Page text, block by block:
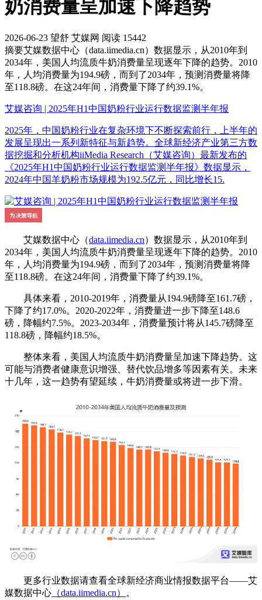
奶消费量呈加速下降趋势
2026-06-23 望舒 艾媒网 阅读 15442
摘要艾媒数据中心（data.iimedia.cn）数据显示，从2010年到
2034年，美国人均流质牛奶消费量呈现逐年下降的趋势。2010
年，人均消费量为194.9磅，而到了2034年，预测消费量将降
至118.8磅。在这24年间，消费量下降了约39.1%。
艾媒咨询 | 2025年H1中国奶粉行业运行数据监测半年报
2025年，中国奶粉行业在复杂环境下不断探索前行，上半年的
发展呈现出一系列新特征与新趋势。全球新经济产业第三方数
据挖掘和分析机构iiMedia Research（艾媒咨询）最新发布的
《2025年H1中国奶粉行业运行数据监测半年报》数据显示，
2024年中国羊奶粉市场规模为192.5亿元，同比增长15.
艾媒数据中心（data.iimedia.cn）数据显示，从2010年到
2034年，美国人均流质牛奶消费量呈现逐年下降的趋势。2010
年，人均消费量为194.9磅，而到了2034年，预测消费量将降
至118.8磅。在这24年间，消费量下降了约39.1%。
具体来看，2010-2019年，消费量从194.9磅降至161.7磅，
下降了约17.0%。2020-2022年，消费量进一步下降至148.6
磅，降幅约7.5%。2023-2034年，消费量预计将从145.7磅降至
118.8磅，降幅约18.5%。
整体来看，美国人均流质牛奶消费量呈加速下降趋势。这
可能与消费者健康意识增强、替代饮品增多等因素有关。未来
十几年，这一趋势有望延续，牛奶消费量或将进一步下滑。
更多行业数据请查看全球新经济商业情报数据平台——艾
媒数据中心 （data.iimedia.cn） 。